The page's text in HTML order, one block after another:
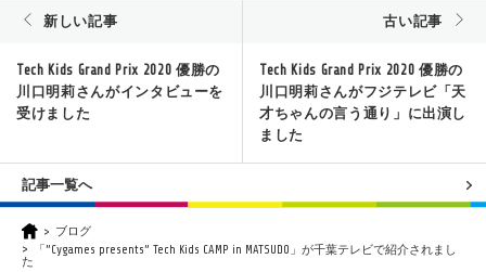
新しい記事
Tech Kids Grand Prix 2020 優勝の
川口明莉さんがインタビューを
受けました
古い記事
Tech Kids Grand Prix 2020 優勝の
川口明莉さんがフジテレビ「天
才ちゃんの言う通り」に出演し
ました
記事一覧へ
ブログ
「”Cygames presents” Tech Kids CAMP in MATSUDO」が千葉テレビで紹介されまし
た